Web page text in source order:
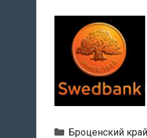
Рубрики
Броценский край